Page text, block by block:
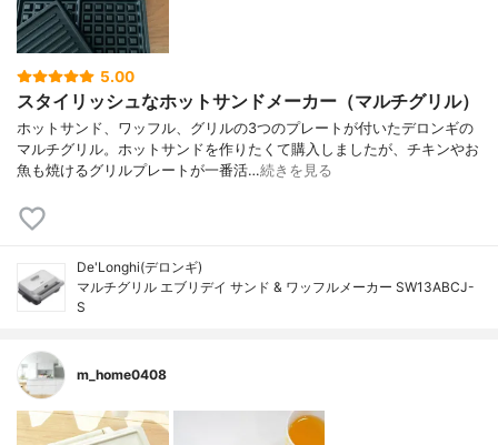
5.00
スタイリッシュなホットサンドメーカー（マルチグリル）
ホットサンド、ワッフル、グリルの3つのプレートが付いたデロンギの
マルチグリル。ホットサンドを作りたくて購入しましたが、チキンやお
魚も焼けるグリルプレートが一番活…続きを見る
De'Longhi(デロンギ)
マルチグリル エブリデイ サンド & ワッフルメーカー SW13ABCJ-
S
m_home0408